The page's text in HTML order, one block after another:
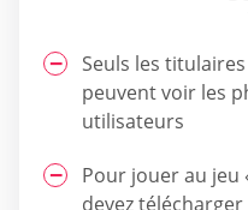
Seuls les
peuvent voir les
utilisateurs
Pour jouer au jeu
devez